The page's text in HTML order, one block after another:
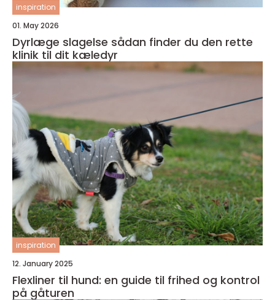
inspiration
01. May 2026
Dyrlæge slagelse sådan finder du den rette
klinik til dit kæledyr
inspiration
12. January 2025
Flexliner til hund: en guide til frihed og kontrol
på gåturen